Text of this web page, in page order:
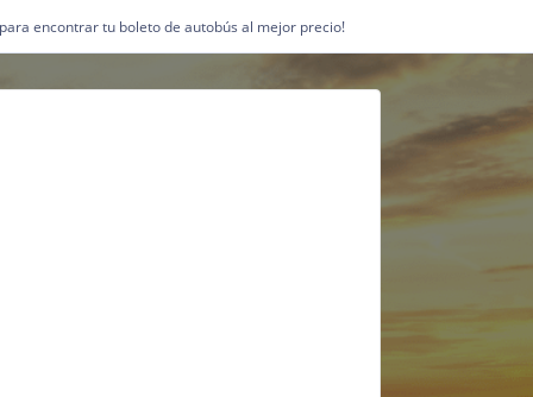
encontrar tu boleto de autobús al mejor precio!